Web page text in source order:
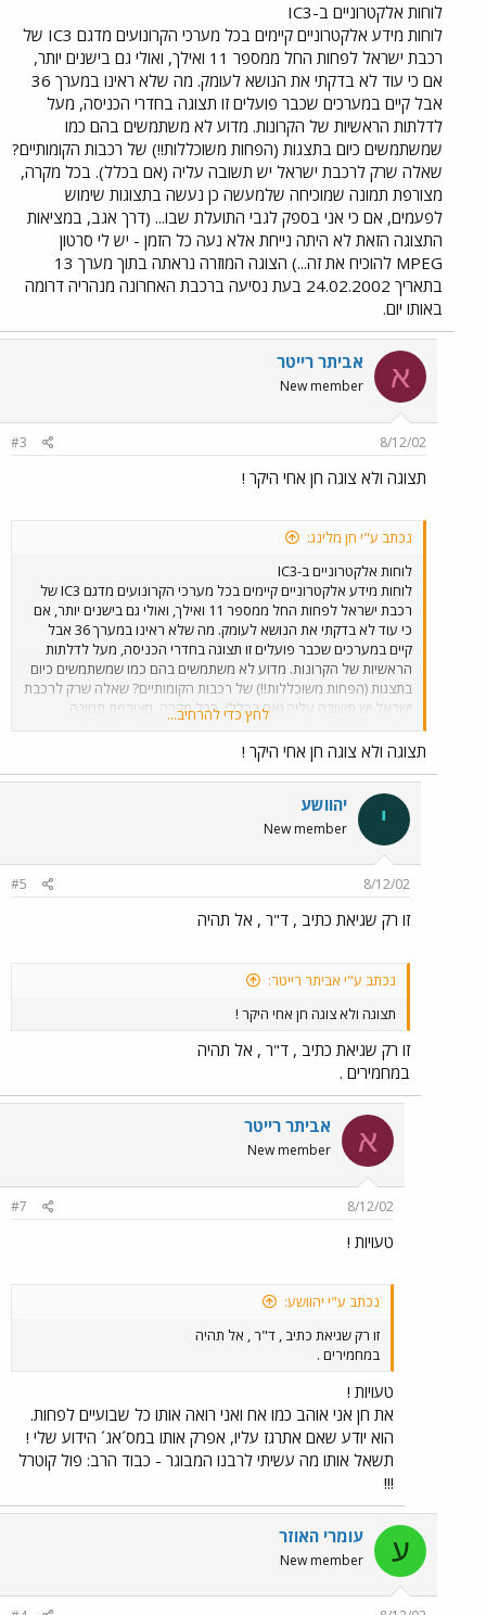
לוחות אלקטרוניים ב-IC3
לוחות מידע אלקטרוניים קיימים בכל מערכי הקרונועים מדגם IC3 של
רכבת ישראל לפחות החל ממספר 11 ואילך, ואולי גם בישנים יותר,
אם כי עוד לא בדקתי את הנושא לעומק. מה שלא ראינו במערך 36
אבל קיים במערכים שכבר פועלים זו תצוגה בחדרי הכניסה, מעל
לדלתות הראשיות של הקרונות. מדוע לא משתמשים בהם כמו
שמשתמשים כיום בתצגות (הפחות משוכללות!!) של רכבות הקומותיים?
שאלה שרק לרכבת ישראל יש תשובה עליה (אם בכלל). בכל מקרה,
מצורפת תמונה שמוכיחה שלמעשה כן נעשה בתצוגות שימוש
לפעמים, אם כי אני בספק לגבי התועלת שבו... (דרך אגב, במציאות
התצוגה הזאת לא היתה נייחת אלא נעה כל הזמן - יש לי סרטון
MPEG להוכיח את זה...) הצוגה המוזרה נראתה בתוך מערך 13
בתאריך 24.02.2002 בעת נסיעה ברכבת האחרונה מנהריה דרומה
באותו יום.
א אביתר רייטר
New member
8/12/02
#3
תצוגה ולא צוגה חן אחי היקר !
נכתב ע"י חן מלינג:
לוחות אלקטרוניים ב-IC3
לוחות מידע אלקטרוניים קיימים בכל מערכי הקרונועים מדגם IC3 של
רכבת ישראל לפחות החל ממספר 11 ואילך, ואולי גם בישנים יותר, אם
כי עוד לא בדקתי את הנושא לעומק. מה שלא ראינו במערך 36 אבל
קיים במערכים שכבר פועלים זו תצוגה בחדרי הכניסה, מעל לדלתות
הראשיות של הקרונות. מדוע לא משתמשים בהם כמו שמשתמשים כיום
בתצגות (הפחות משוכללות!!) של רכבות הקומותיים? שאלה שרק לרכבת
ישראל יש תשובה עליה (אם בכלל). בכל מקרה, מצורפת תמונה
שמוכיחה שלמעשה כן נעשה בתצוגות שימוש לפעמים, אם כי אני בספק
לגבי התועלת שבו... (דרך אגב, במציאות התצוגה הזאת לא היתה נייחת
נראתה בתוך מערך 13 בתאריך 24.02.2002 בעת נסיעה ברכבת
האחרונה מנהריה דרומה באותו יום.
לחץ כדי להרחיב...
תצוגה ולא צוגה חן אחי היקר !
י יהוושע
New member
8/12/02
#5
זו רק שגיאת כתיב , ד"ר , אל תהיה
נכתב ע"י אביתר רייטר:
תצוגה ולא צוגה חן אחי היקר !
זו רק שגיאת כתיב , ד"ר , אל תהיה
במחמירים .
א אביתר רייטר
New member
8/12/02
#7
טעויות !
נכתב ע"י יהוושע:
זו רק שגיאת כתיב , ד"ר , אל תהיה
במחמירים .
טעויות !
את חן אני אוהב כמו אח ואני רואה אותו כל שבועיים לפחות.
הוא יודע שאם אתרגז עליו, אפרק אותו במס´אג´ הידוע שלי !
תשאל אותו מה עשיתי לרבנו המבוגר - כבוד הרב: פול קוטרל
!!!
ע עומרי האוזר
New member